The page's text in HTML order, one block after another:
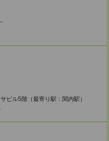
ビル5階（最寄り駅：関内駅）